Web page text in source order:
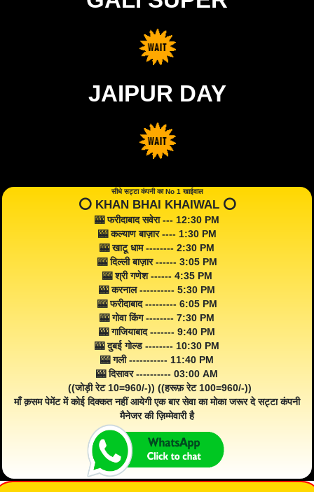
JAIPUR DAY
सीधे सट्टा कंपनी का No 1 खाईवाल
⭕️ KHAN BHAI KHAIWAL ⭕️
🎰 फरीदाबाद सवेरा --- 12:30 PM
🎰 कल्याण बाज़ार ---- 1:30 PM
🎰 खाटू धाम -------- 2:30 PM
🎰 दिल्ली बाज़ार ------ 3:05 PM
🎰 श्री गणेश ------ 4:35 PM
🎰 करनाल ---------- 5:30 PM
🎰 फरीदाबाद --------- 6:05 PM
🎰 गोवा किंग -------- 7:30 PM
🎰 गाजियाबाद ------- 9:40 PM
🎰 दुबई गोल्ड -------- 10:30 PM
🎰 गली ----------- 11:40 PM
🎰 दिसावर ---------- 03:00 AM
((जोड़ी रेट 10=960/-)) ((हरूफ़ रेट 100=960/-))
माँ क़सम पेमेंट में कोई दिक्कत नहीं आयेगी एक बार सेवा का मोका जरूर दे सट्टा कंपनी
मैनेजर की ज़िम्मेवारी है